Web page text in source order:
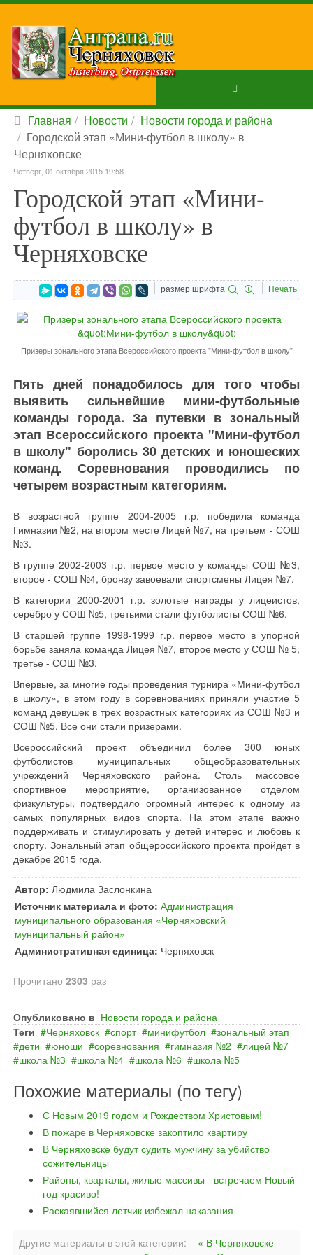
Главная Новости
Новости города и района
Городской этап «Мини-футбол в школу» в
Черняховске
Четверг, 01 октября 2015 19:58
Городской этап «Мини-
футбол в школу» в
Черняховске
размер шрифта Печать
Призеры зонального этапа Всероссийского проекта "Мини-футбол в школу"
Пять дней понадобилось для того чтобы
выявить сильнейшие мини-футбольные
команды города. За путевки в зональный
этап Всероссийского проекта "Мини-футбол
в школу" боролись 30 детских и юношеских
команд. Соревнования проводились по
четырем возрастным категориям.
В возрастной группе 2004-2005 г.р. победила команда
Гимназии №2, на втором месте Лицей №7, на третьем - СОШ
№3.
В группе 2002-2003 г.р. первое место у команды СОШ №3,
второе - СОШ №4, бронзу завоевали спортсмены Лицея №7.
В категории 2000-2001 г.р. золотые награды у лицеистов,
серебро у СОШ №5, третьими стали футболисты СОШ №6.
В старшей группе 1998-1999 г.р. первое место в упорной
борьбе заняла команда Лицея №7, второе место у СОШ № 5,
третье - СОШ №3.
Впервые, за многие годы проведения турнира «Мини-футбол
в школу», в этом году в соревнованиях приняли участие 5
команд девушек в трех возрастных категориях из СОШ №3 и
СОШ №5. Все они стали призерами.
Всероссийский проект объединил более 300 юных
футболистов муниципальных общеобразовательных
учреждений Черняховского района. Столь массовое
спортивное мероприятие, организованное отделом
физкультуры, подтвердило огромный интерес к одному из
самых популярных видов спорта. На этом этапе важно
поддерживать и стимулировать у детей интерес и любовь к
спорту. Зональный этап общероссийского проекта пройдет в
декабре 2015 года.
Автор: Людмила Заслонкина
Источник материала и фото: Администрация
муниципального образования «Черняховский
муниципальный район»
Административная единица: Черняховск
Прочитано 2303 раз
Опубликовано в Новости города и района
Теги
Черняховск спорт минифутбол
зональный этап
дети
юноши соревнования гимназия №2
лицей №7
школа №3
школа №4 школа №6 школа №5
Похожие материалы (по тегу)
С Новым 2019 годом и Рождеством Христовым!
В пожаре в Черняховске закоптило квартиру
В Черняховске будут судить мужчину за убийство
сожительницы
Районы, кварталы, жилые массивы - встречаем Новый
год красиво!
Раскаявшийся летчик избежал наказания
Другие материалы в этой категории:
« В Черняховске